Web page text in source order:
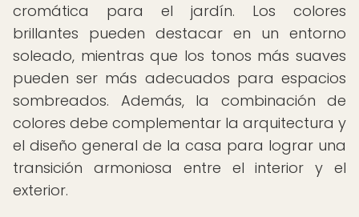
cromática para el jardín. Los colores
brillantes pueden destacar en un entorno
soleado, mientras que los tonos más suaves
pueden ser más adecuados para espacios
sombreados. Además, la combinación de
colores debe complementar la arquitectura y
el diseño general de la casa para lograr una
transición armoniosa entre el interior y el
exterior.